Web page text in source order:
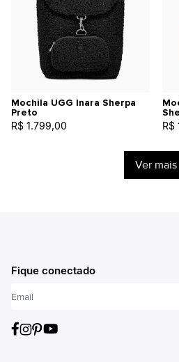
Mochila UGG Inara Sherpa
Preto
R$ 1.799,00
R$
Ver mais
Fique conectado